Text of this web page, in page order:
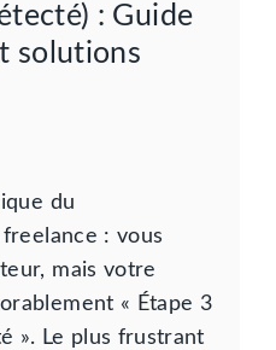
: Guide
solutions
du
: vous
mais votre
« Étape 3
». Le plus frustrant